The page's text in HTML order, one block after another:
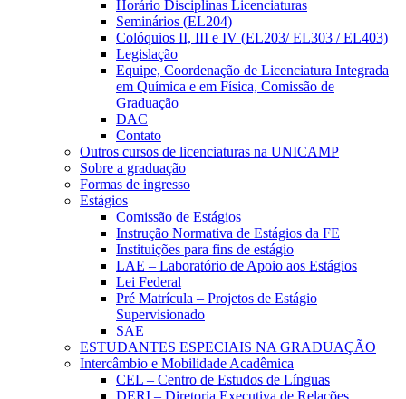
Horário Disciplinas Licenciaturas
Seminários (EL204)
Colóquios II, III e IV (EL203/ EL303 / EL403)
Legislação
Equipe, Coordenação de Licenciatura Integrada
em Química e em Física, Comissão de
Graduação
DAC
Contato
Outros cursos de licenciaturas na UNICAMP
Sobre a graduação
Formas de ingresso
Estágios
Comissão de Estágios
Instrução Normativa de Estágios da FE
Instituições para fins de estágio
LAE – Laboratório de Apoio aos Estágios
Lei Federal
Pré Matrícula – Projetos de Estágio
Supervisionado
SAE
ESTUDANTES ESPECIAIS NA GRADUAÇÃO
Intercâmbio e Mobilidade Acadêmica
CEL – Centro de Estudos de Línguas
DERI – Diretoria Executiva de Relações